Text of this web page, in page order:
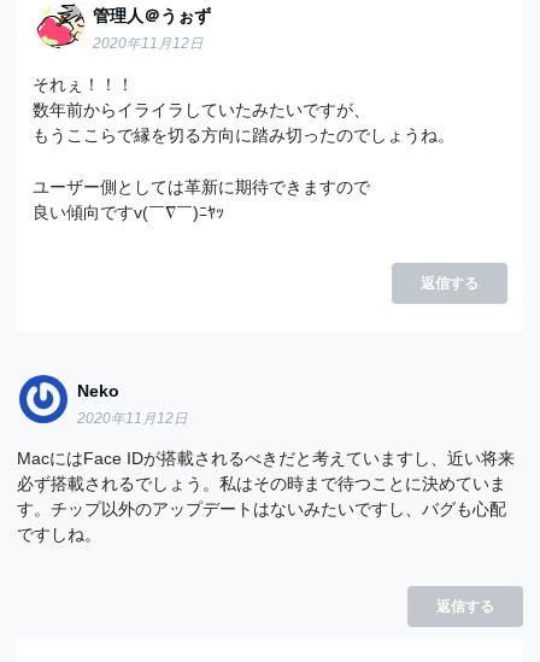
管理人＠うぉず
2020年11月12日
それぇ！！！
数年前からイライラしていたみたいですが、
もうここらで縁を切る方向に踏み切ったのでしょうね。
ユーザー側としては革新に期待できますので
良い傾向ですv(￣∇￣)ﾆﾔｯ
返信する
Neko
2020年11月12日
MacにはFace IDが搭載されるべきだと考えていますし、近い将来
必ず搭載されるでしょう。私はその時まで待つことに決めていま
す。チップ以外のアップデートはないみたいですし、バグも心配
ですしね。
返信する